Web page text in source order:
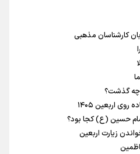
به قدم تلاش می کنم تا به طلای
هستند
آمریکا را بازداشت کرد
ستاره‌های امید به بزرگسالان
کارشناسان مذهبی
چه گذشت؟
اربعین ۱۴۰۵
امام حسین (ع) کجا بود؟
زیارت اربعین